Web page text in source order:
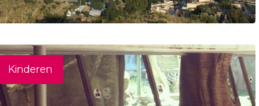
Kinderen